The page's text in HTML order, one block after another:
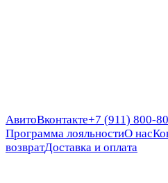
АвитоВконтакте+7 (911) 800-
Программа лояльностиО нас
возвратДоставка и оплата